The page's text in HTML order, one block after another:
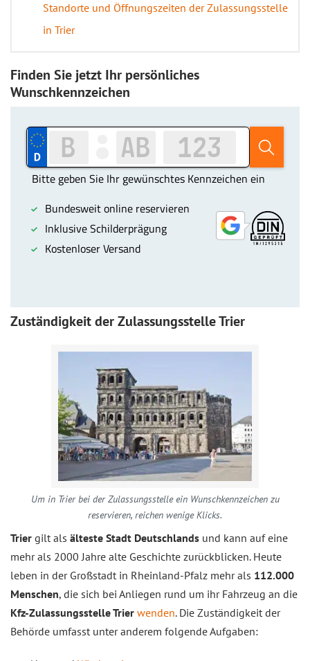
Standorte und Öffnungszeiten der Zulassungsstelle
in Trier
Finden Sie jetzt Ihr persönliches
Wunschkennzeichen
Zuständigkeit der Zulassungsstelle Trier
Um in Trier bei der Zulassungsstelle ein Wunschkennzeichen zu
reservieren, reichen wenige Klicks.
Trier gilt als älteste Stadt Deutschlands und kann auf eine
mehr als 2000 Jahre alte Geschichte zurückblicken. Heute
leben in der Großstadt in Rheinland-Pfalz mehr als 112.000
Menschen, die sich bei Anliegen rund um ihr Fahrzeug an die
Kfz-Zulassungsstelle Trier wenden. Die Zuständigkeit der
Behörde umfasst unter anderem folgende Aufgaben: